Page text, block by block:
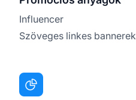
Influencer
Szöveges linkes bannerek